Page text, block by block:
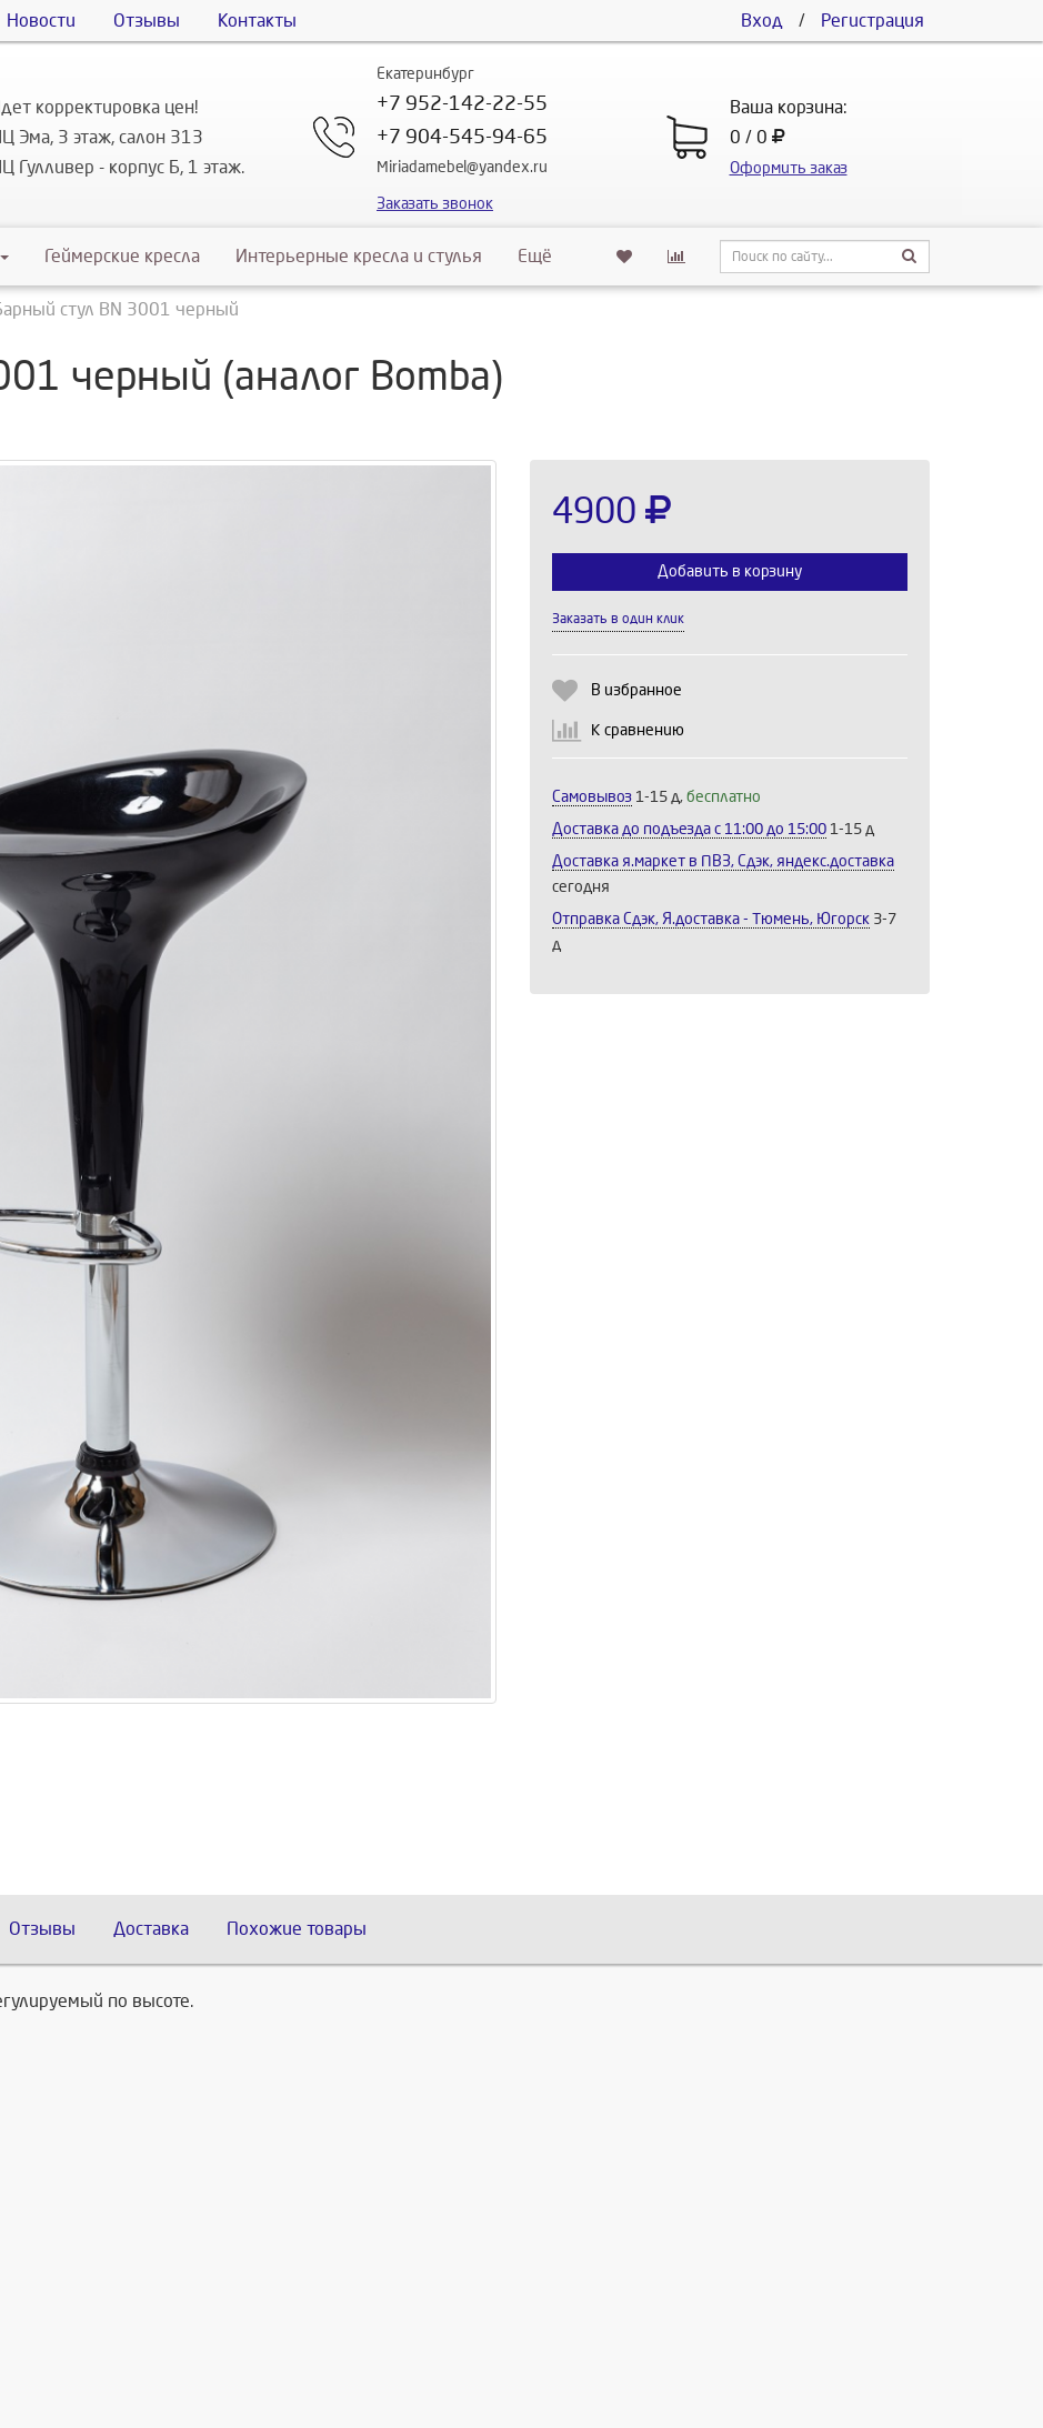
Новости Отзывы Контакты Вход / Регистрация
корректировка цен!
Эма, 3 этаж, салон 313
Гулливер - корпус Б, 1 этаж.
Екатеринбург
+7 952-142-22-55
+7 904-545-94-65
Miriadamebel@yandex.ru
Заказать звонок
Ваша корзина:
0 / 0
Оформить заказ
Геймерские кресла Интерьерные кресла и стулья Ещё
стул ВN 3001 черный
черный (аналог Bomba)
4900
Добавить в корзину
Заказать в один клик
В избранное
К сравнению
Самовывоз 1-15 д, бесплатно
Доставка до подъезда c 11:00 до 15:00 1-15 д
Доставка я.маркет в ПВЗ, Сдэк, яндекс.доставка
сегодня
Отправка Сдэк, Я.доставка - Тюмень, Югорск 3-7
д
Отзывы Доставка Похожие товары
по высоте.